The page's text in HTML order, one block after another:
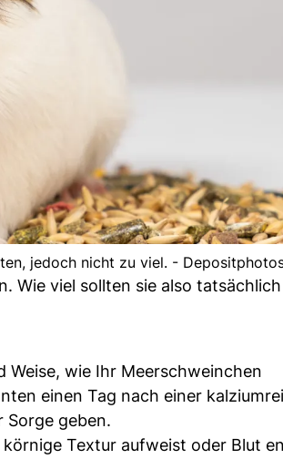
jedoch nicht zu viel. -
Wie viel sollten sie also tatsächlich
Weise, wie Ihr Meerschweinchen
einen Tag nach einer
Sorge geben.
Textur aufweist oder Blut